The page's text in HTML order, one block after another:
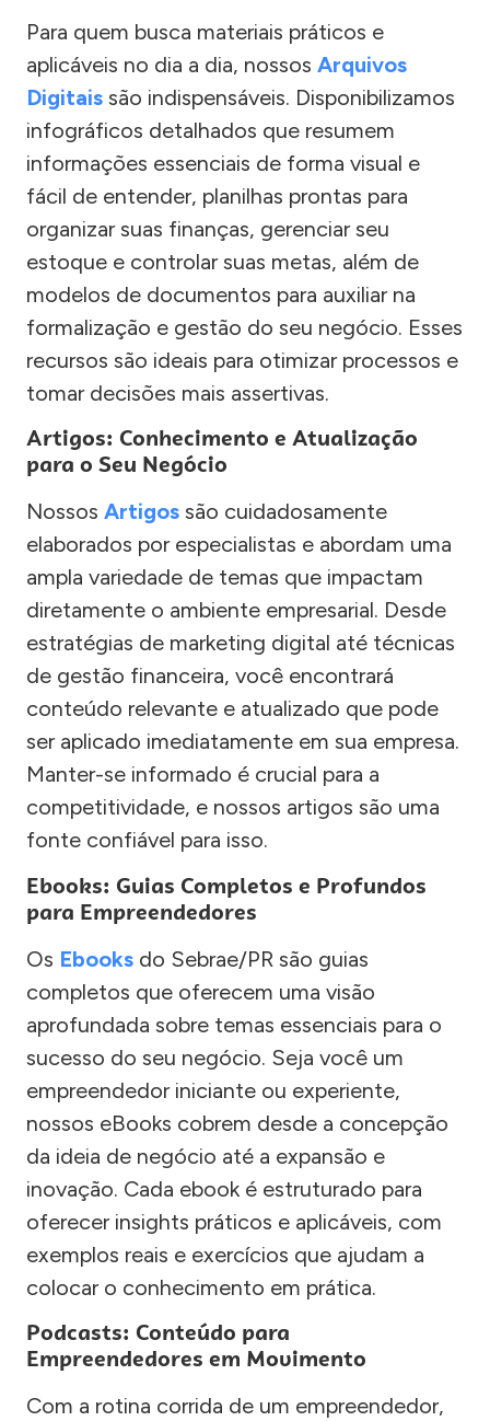
Para quem busca materiais práticos e
aplicáveis no dia a dia, nossos Arquivos
Digitais são indispensáveis. Disponibilizamos
infográficos detalhados que resumem
informações essenciais de forma visual e
fácil de entender, planilhas prontas para
organizar suas finanças, gerenciar seu
estoque e controlar suas metas, além de
modelos de documentos para auxiliar na
formalização e gestão do seu negócio. Esses
recursos são ideais para otimizar processos e
tomar decisões mais assertivas.
Artigos: Conhecimento e Atualização
para o Seu Negócio
Nossos Artigos são cuidadosamente
elaborados por especialistas e abordam uma
ampla variedade de temas que impactam
diretamente o ambiente empresarial. Desde
estratégias de marketing digital até técnicas
de gestão financeira, você encontrará
conteúdo relevante e atualizado que pode
ser aplicado imediatamente em sua empresa.
Manter-se informado é crucial para a
competitividade, e nossos artigos são uma
fonte confiável para isso.
Ebooks: Guias Completos e Profundos
para Empreendedores
Os Ebooks do Sebrae/PR são guias
completos que oferecem uma visão
aprofundada sobre temas essenciais para o
sucesso do seu negócio. Seja você um
empreendedor iniciante ou experiente,
nossos eBooks cobrem desde a concepção
da ideia de negócio até a expansão e
inovação. Cada ebook é estruturado para
oferecer insights práticos e aplicáveis, com
exemplos reais e exercícios que ajudam a
colocar o conhecimento em prática.
Podcasts: Conteúdo para
Empreendedores em Movimento
Com a rotina corrida de um empreendedor,